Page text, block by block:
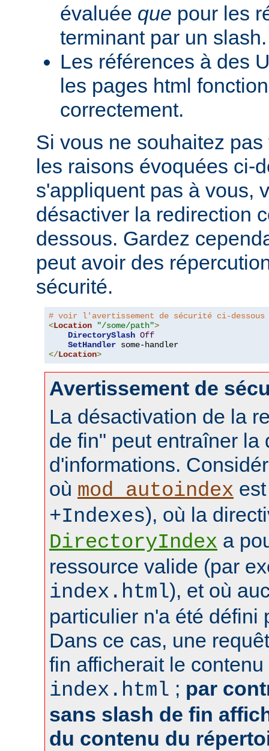
évaluée que pour les
terminant par un slash.
Les références à des
les pages html
correctement.
Si vous ne souhaitez
les raisons évoquées ci-
s'appliquent pas à vous,
désactiver la redirection
dessous. Gardez
peut avoir des
sécurité.
# voir l'avertissement de sécurité ci-
<Location "/some/path">
DirectorySlash Off
SetHandler
</Location>
Avertissement de
La désactivation de la
de fin" peut entraîner la
d'informations.
où mod_autoindex
+Indexes), où la
DirectoryIndex a
ressource valide (par
index.html), et où
particulier n'a été défini
Dans ce cas, une
fin afficherait le
index.html ; par
sans slash de fin
du contenu du